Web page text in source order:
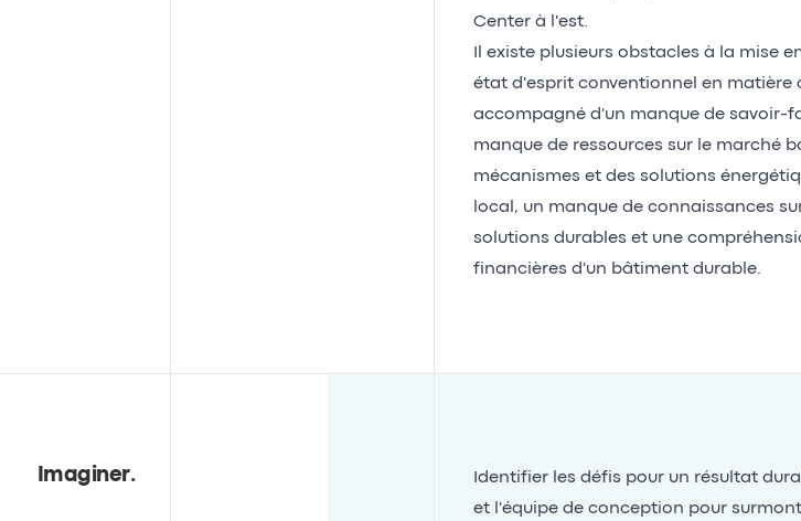
Center à l'est.
Il existe plusieurs obstacles à la mise
état d'esprit conventionnel en matière
accompagné d'un manque de savoir-
manque de ressources sur le marché
mécanismes et des solutions
local, un manque de connaissances
solutions durables et une
financières d'un bâtiment durable.
Imaginer.
Identifier les défis pour un résultat
et l'équipe de conception pour